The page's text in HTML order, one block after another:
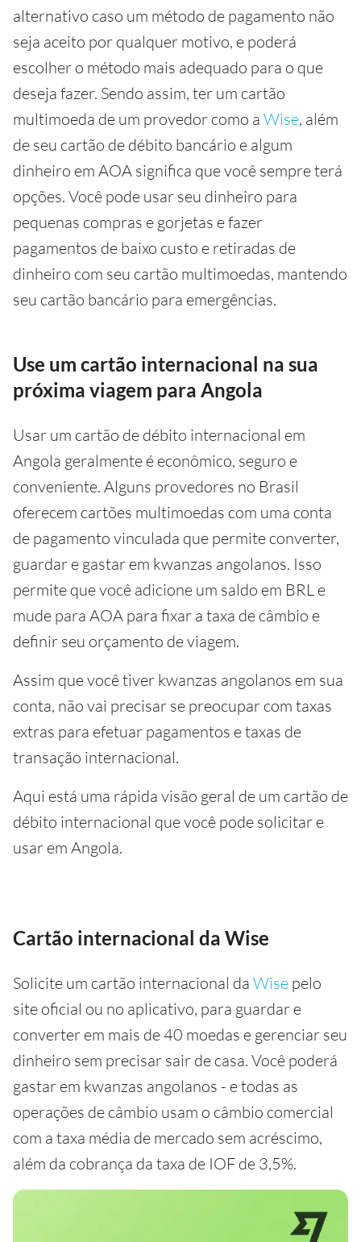
alternativo caso um método de pagamento não
seja aceito por qualquer motivo, e poderá
escolher o método mais adequado para o que
deseja fazer. Sendo assim, ter um cartão
multimoeda de um provedor como a Wise, além
de seu cartão de débito bancário e algum
dinheiro em AOA significa que você sempre terá
opções. Você pode usar seu dinheiro para
pequenas compras e gorjetas e fazer
pagamentos de baixo custo e retiradas de
dinheiro com seu cartão multimoedas, mantendo
seu cartão bancário para emergências.
Use um cartão internacional na sua
próxima viagem para Angola
Usar um cartão de débito internacional em
Angola geralmente é econômico, seguro e
conveniente. Alguns provedores no Brasil
oferecem cartões multimoedas com uma conta
de pagamento vinculada que permite converter,
guardar e gastar em kwanzas angolanos. Isso
permite que você adicione um saldo em BRL e
mude para AOA para fixar a taxa de câmbio e
definir seu orçamento de viagem.
Assim que você tiver kwanzas angolanos em sua
conta, não vai precisar se preocupar com taxas
extras para efetuar pagamentos e taxas de
transação internacional.
Aqui está uma rápida visão geral de um cartão de
débito internacional que você pode solicitar e
usar em Angola.
Cartão internacional da Wise
Solicite um cartão internacional da Wise pelo
site oficial ou no aplicativo, para guardar e
converter em mais de 40 moedas e gerenciar seu
dinheiro sem precisar sair de casa. Você poderá
gastar em kwanzas angolanos - e todas as
operações de câmbio usam o câmbio comercial
com a taxa média de mercado sem acréscimo,
além da cobrança da taxa de IOF de 3,5%.